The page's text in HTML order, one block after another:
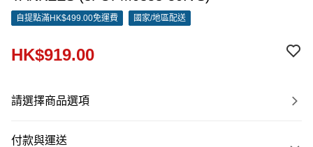
自提點滿HK$499.00免運費 國家/地區配送
HK$919.00
請選擇商品選項
付款與運送